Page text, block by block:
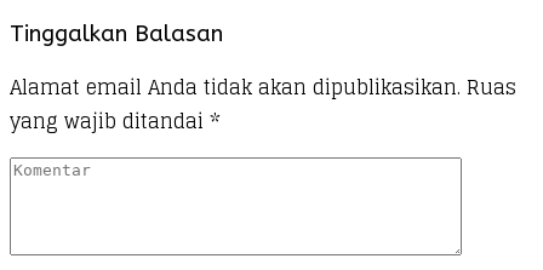
Tinggalkan Balasan
Alamat email Anda tidak akan dipublikasikan. Ruas
yang wajib ditandai *